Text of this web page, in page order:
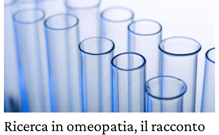
Ricerca in omeopatia, il racconto